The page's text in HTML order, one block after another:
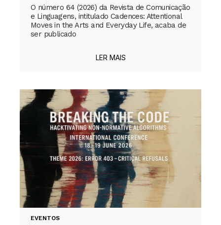
O número 64 (2026) da Revista de Comunicação
e Linguagens, intitulado Cadences: Attentional
Moves in the Arts and Everyday Life, acaba de
ser publicado
LER MAIS
EVENTOS